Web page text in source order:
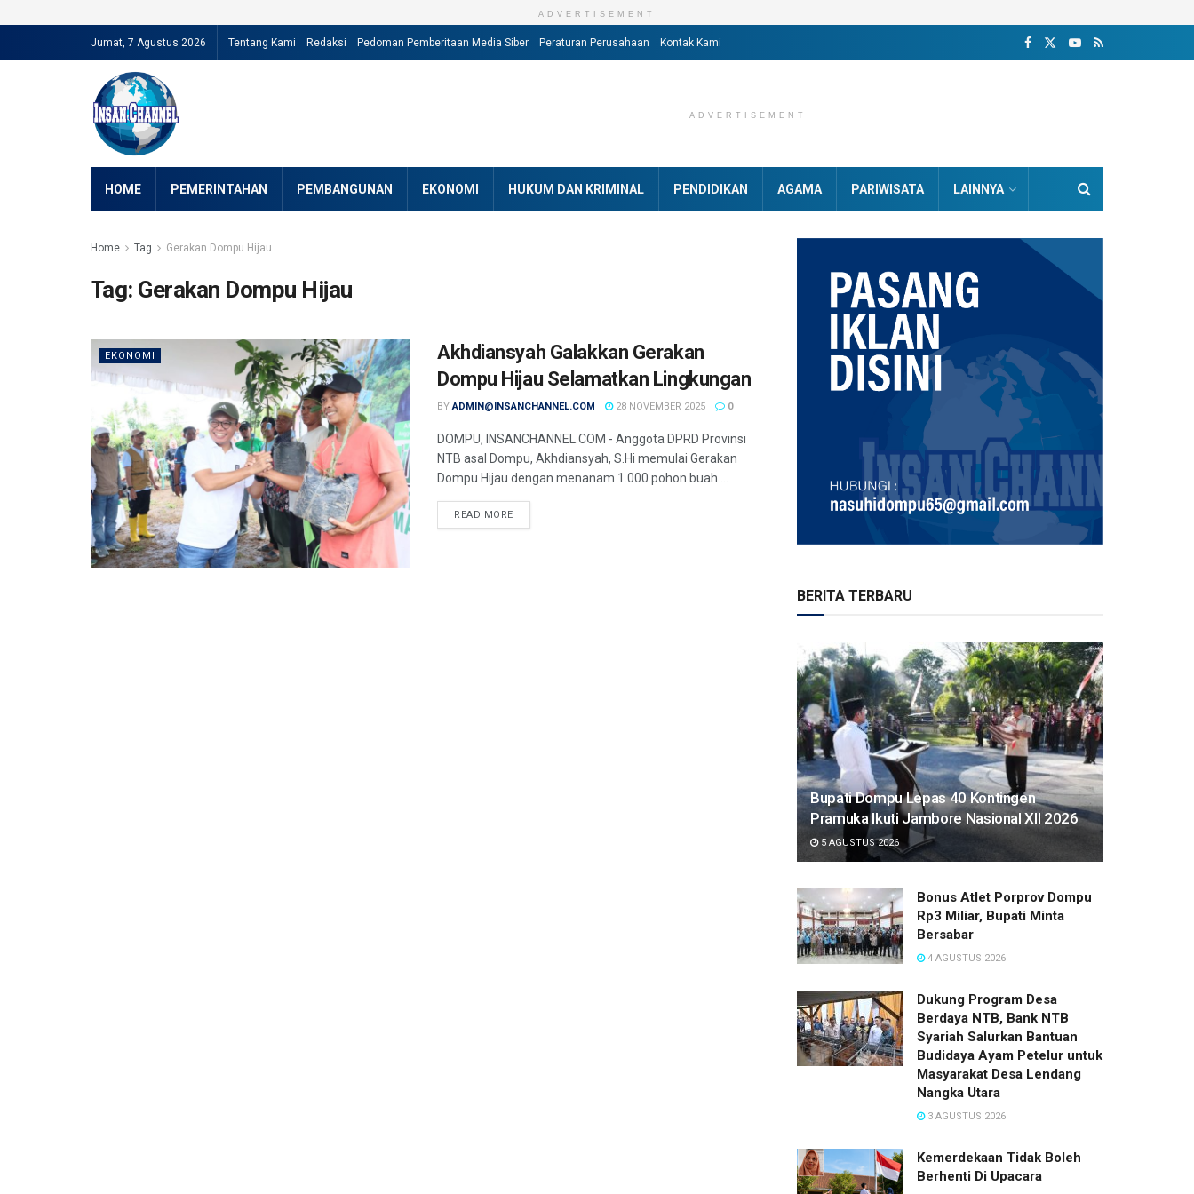
ADVERTISEMENT
Jumat, 7 Agustus 2026 Tentang Kami Redaksi Pedoman Pemberitaan Media Siber Peraturan Perusahaan Kontak Kami
ADVERTISEMENT
HOME PEMERINTAHAN PEMBANGUNAN EKONOMI HUKUM DAN KRIMINAL PENDIDIKAN AGAMA PARIWISATA LAINNYA
Home Tag Gerakan Dompu Hijau
Tag: Gerakan Dompu Hijau
EKONOMI
Akhdiansyah Galakkan Gerakan
Dompu Hijau Selamatkan Lingkungan
BY ADMIN@INSANCHANNEL.COM 28 NOVEMBER 2025 0
DOMPU, INSANCHANNEL.COM - Anggota DPRD Provinsi
NTB asal Dompu, Akhdiansyah, S.Hi memulai Gerakan
Dompu Hijau dengan menanam 1.000 pohon buah ...
READ MORE
BERITA TERBARU
Bupati Dompu Lepas 40 Kontingen
Pramuka Ikuti Jambore Nasional XII 2026
5 AGUSTUS 2026
Bonus Atlet Porprov Dompu
Rp3 Miliar, Bupati Minta
Bersabar
4 AGUSTUS 2026
Dukung Program Desa
Berdaya NTB, Bank NTB
Syariah Salurkan Bantuan
Budidaya Ayam Petelur untuk
Masyarakat Desa Lendang
Nangka Utara
3 AGUSTUS 2026
Kemerdekaan Tidak Boleh
Berhenti Di Upacara